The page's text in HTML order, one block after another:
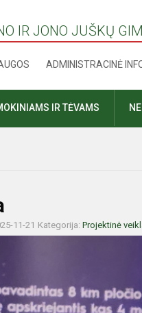
IR JONO JUŠKŲ
ADMINISTRACINĖ
IR TĖVAMS
11-21 Kategorija: Projektinė